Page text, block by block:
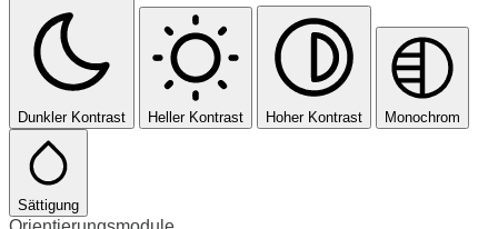
Dunkler Kontrast Heller Kontrast Hoher Kontrast Monochrom
Sättigung